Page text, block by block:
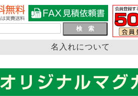
名入れについて